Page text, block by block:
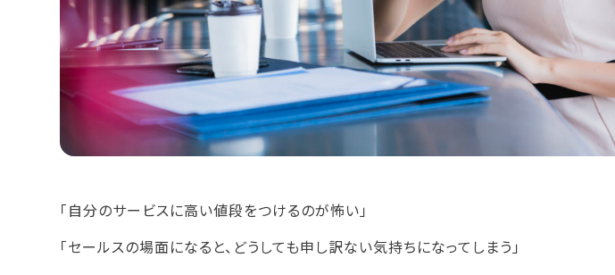
「自分のサービスに高い値段をつけるのが怖い」
「セールスの場面になると、どうしても申し訳ない気持ちになってしまう」